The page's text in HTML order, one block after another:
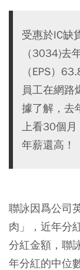
受惠於IC缺
（3034)去
（EPS）
員工在網路
據了解，去
上看30個月
年薪還高！
聯詠因爲公司
肉」，近年分
分紅金額，聯
年分紅的中位